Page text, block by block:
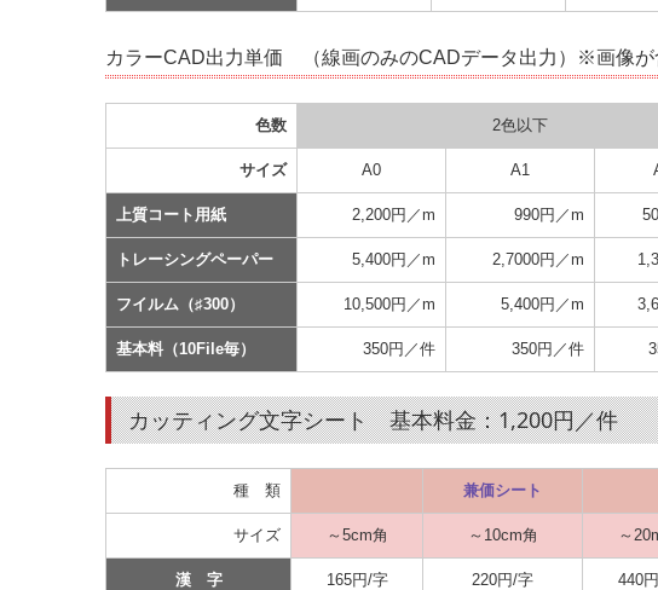
カラーCAD出力単価 （線画のみのCADデータ出力）※画像が
色数 2色以下
サイズ A0 A1
上質コート用紙 2,200円／m 990円／m
トレーシングペーパー 5,400円／m 2,7000円／m
フイルム（♯300） 10,500円／m 5,400円／m
基本料（10File毎） 350円／件 350円／件
カッティング文字シート基本料金：1,200円／件
種 類 兼価シート
サイズ ～5cm角 ～10cm角 ～
漢 字 165円/字 220円/字 440